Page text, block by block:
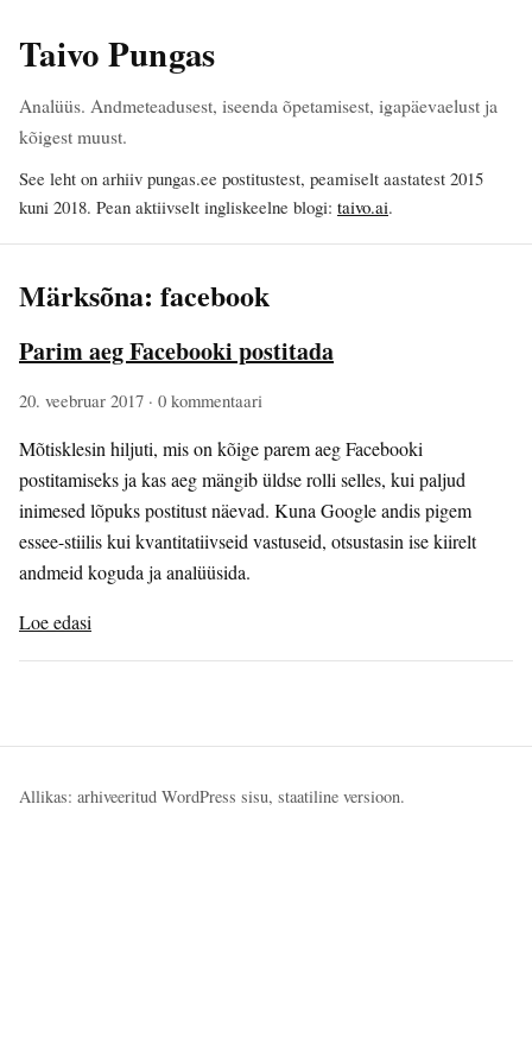
Taivo Pungas
Analüüs. Andmeteadusest, iseenda õpetamisest, igapäevaelust ja
kõigest muust.
See leht on arhiiv pungas.ee postitustest, peamiselt aastatest 2015
kuni 2018. Pean aktiivselt ingliskeelne blogi: taivo.ai.
Märksõna: facebook
Parim aeg Facebooki postitada
20. veebruar 2017 · 0 kommentaari
Mõtisklesin hiljuti, mis on kõige parem aeg Facebooki
postitamiseks ja kas aeg mängib üldse rolli selles, kui paljud
inimesed lõpuks postitust näevad. Kuna Google andis pigem
essee-stiilis kui kvantitatiivseid vastuseid, otsustasin ise kiirelt
andmeid koguda ja analüüsida.
Loe edasi
Allikas: arhiveeritud WordPress sisu, staatiline versioon.